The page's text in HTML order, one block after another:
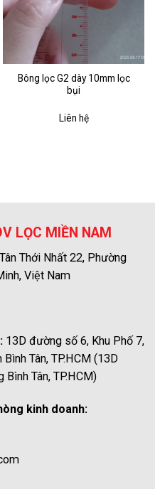
Bông lọc G2 dày 10mm lọc
bụi
Liên hệ
LỌC MIỀN NAM
Thới Nhất 22, Phường
Việt Nam
13D đường số 6, Khu Phố 7,
Tân, TP.HCM (13D
Tân, TP.HCM)
kinh doanh: